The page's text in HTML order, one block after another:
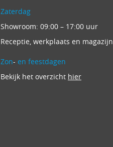
Zaterdag
Showroom: 09:00 – 17:00 uur
Receptie, werkplaats en
Zon- en feestdagen
Bekijk het overzicht hier